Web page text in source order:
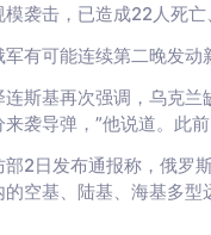
袭击，已造成22人死
可能连续第二晚发动
基再次强调，乌克兰
袭导弹，”他说道。此
日发布通报称，俄罗斯
空基、陆基、海基多